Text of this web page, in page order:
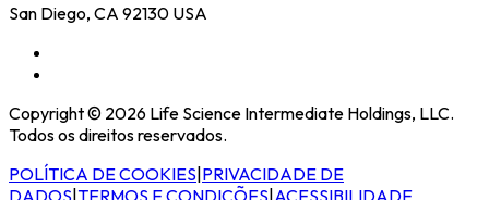
San Diego, CA 92130 USA
Copyright © 2026 Life Science Intermediate Holdings, LLC.
Todos os direitos reservados.
POLÍTICA DE COOKIES|PRIVACIDADE DE
DADOS|TERMOS E CONDIÇÕES|ACESSIBILIDADE